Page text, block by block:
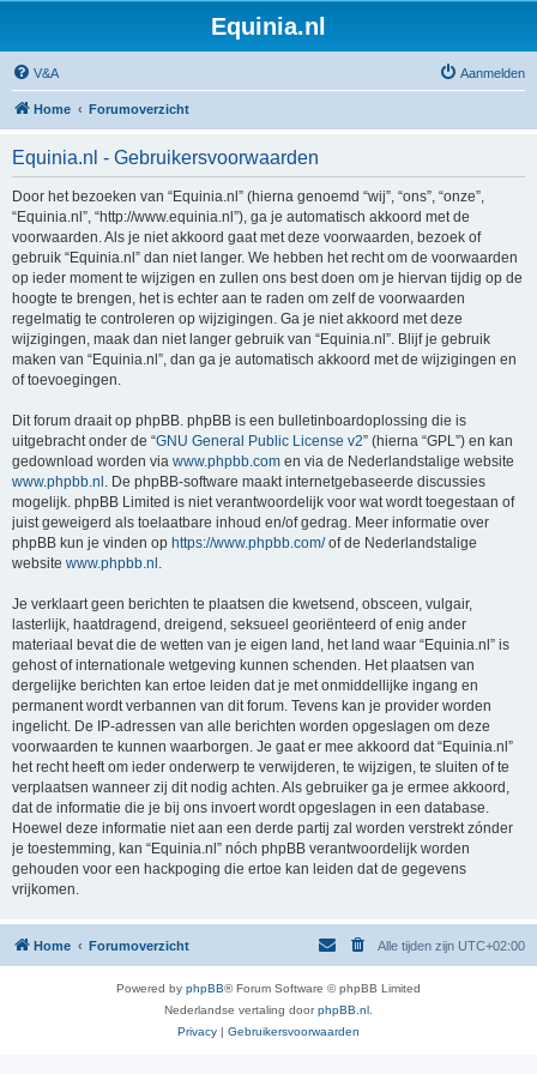
Equinia.nl
V&A Aanmelden
Home Forumoverzicht
Equinia.nl - Gebruikersvoorwaarden
Door het bezoeken van “Equinia.nl” (hierna genoemd “wij”, “ons”, “onze”,
“Equinia.nl”, “http://www.equinia.nl”), ga je automatisch akkoord met de
voorwaarden. Als je niet akkoord gaat met deze voorwaarden, bezoek of
gebruik “Equinia.nl” dan niet langer. We hebben het recht om de voorwaarden
op ieder moment te wijzigen en zullen ons best doen om je hiervan tijdig op de
hoogte te brengen, het is echter aan te raden om zelf de voorwaarden
regelmatig te controleren op wijzigingen. Ga je niet akkoord met deze
wijzigingen, maak dan niet langer gebruik van “Equinia.nl”. Blijf je gebruik
maken van “Equinia.nl”, dan ga je automatisch akkoord met de wijzigingen en
of toevoegingen.
Dit forum draait op phpBB. phpBB is een bulletinboardoplossing die is
uitgebracht onder de “GNU General Public License v2” (hierna “GPL”) en kan
gedownload worden via www.phpbb.com en via de Nederlandstalige website
www.phpbb.nl . De phpBB-software maakt internetgebaseerde discussies
mogelijk. phpBB Limited is niet verantwoordelijk voor wat wordt toegestaan of
juist geweigerd als toelaatbare inhoud en/of gedrag. Meer informatie over
phpBB kun je vinden op https://www.phpbb.com/of de Nederlandstalige
website www.phpbb.nl .
Je verklaart geen berichten te plaatsen die kwetsend, obsceen, vulgair,
lasterlijk, haatdragend, dreigend, seksueel georiënteerd of enig ander
materiaal bevat die de wetten van je eigen land, het land waar “Equinia.nl” is
gehost of internationale wetgeving kunnen schenden. Het plaatsen van
dergelijke berichten kan ertoe leiden dat je met onmiddellijke ingang en
permanent wordt verbannen van dit forum. Tevens kan je provider worden
ingelicht. De IP-adressen van alle berichten worden opgeslagen om deze
voorwaarden te kunnen waarborgen. Je gaat er mee akkoord dat “Equinia.nl”
het recht heeft om ieder onderwerp te verwijderen, te wijzigen, te sluiten of te
verplaatsen wanneer zij dit nodig achten. Als gebruiker ga je ermee akkoord,
dat de informatie die je bij ons invoert wordt opgeslagen in een database.
Hoewel deze informatie niet aan een derde partij zal worden verstrekt zónder
je toestemming, kan “Equinia.nl” nóch phpBB verantwoordelijk worden
gehouden voor een hackpoging die ertoe kan leiden dat de gegevens
vrijkomen.
Home Forumoverzicht Alle tijden zijn UTC+02:00
Powered by phpBB® Forum Software © phpBB Limited
Nederlandse vertaling doorphpBB.nl
Privacy | Gebruikersvoorwaarden